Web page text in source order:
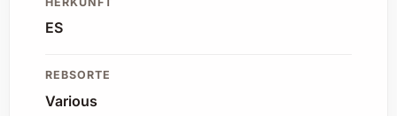
ES
REBSORTE
Various